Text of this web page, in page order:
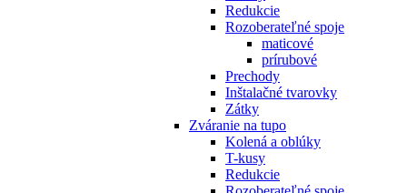
Redukcie
Rozoberateľné spoje
maticové
prírubové
Prechody
Inštalačné tvarovky
Zátky
Zváranie na tupo
Kolená a oblúky
T-kusy
Redukcie